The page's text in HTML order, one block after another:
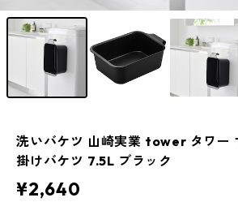
洗いバケツ 山崎実業 tower タワー
掛けバケツ 7.5L ブラック
¥2,640